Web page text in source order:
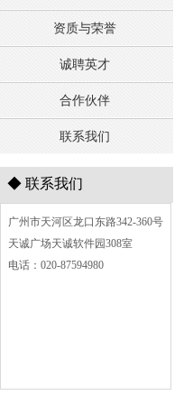
资质与荣誉
诚聘英才
合作伙伴
联系我们
◆ 联系我们
广州市天河区龙口东路342-360号
天诚广场天诚软件园308室
电话：020-87594980